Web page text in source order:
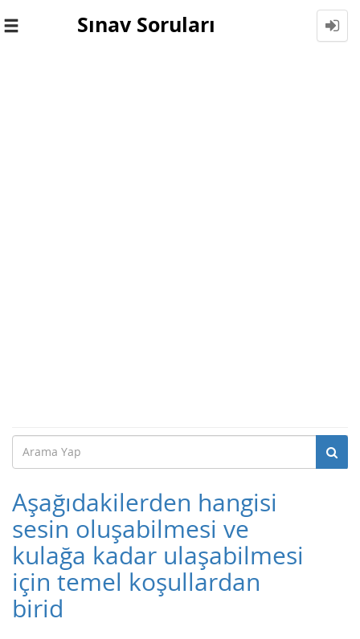
Toggle
Sınav Soruları
Aşağıdakilerden hangisi
sesin oluşabilmesi ve
kulağa kadar ulaşabilmesi
için temel koşullardan
birid